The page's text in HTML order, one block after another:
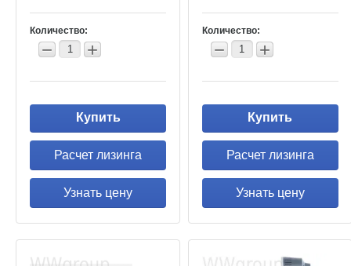
Количество:
− +
Купить
Расчет лизинга
Узнать цену
Количество:
− +
Купить
Расчет лизинга
Узнать цену